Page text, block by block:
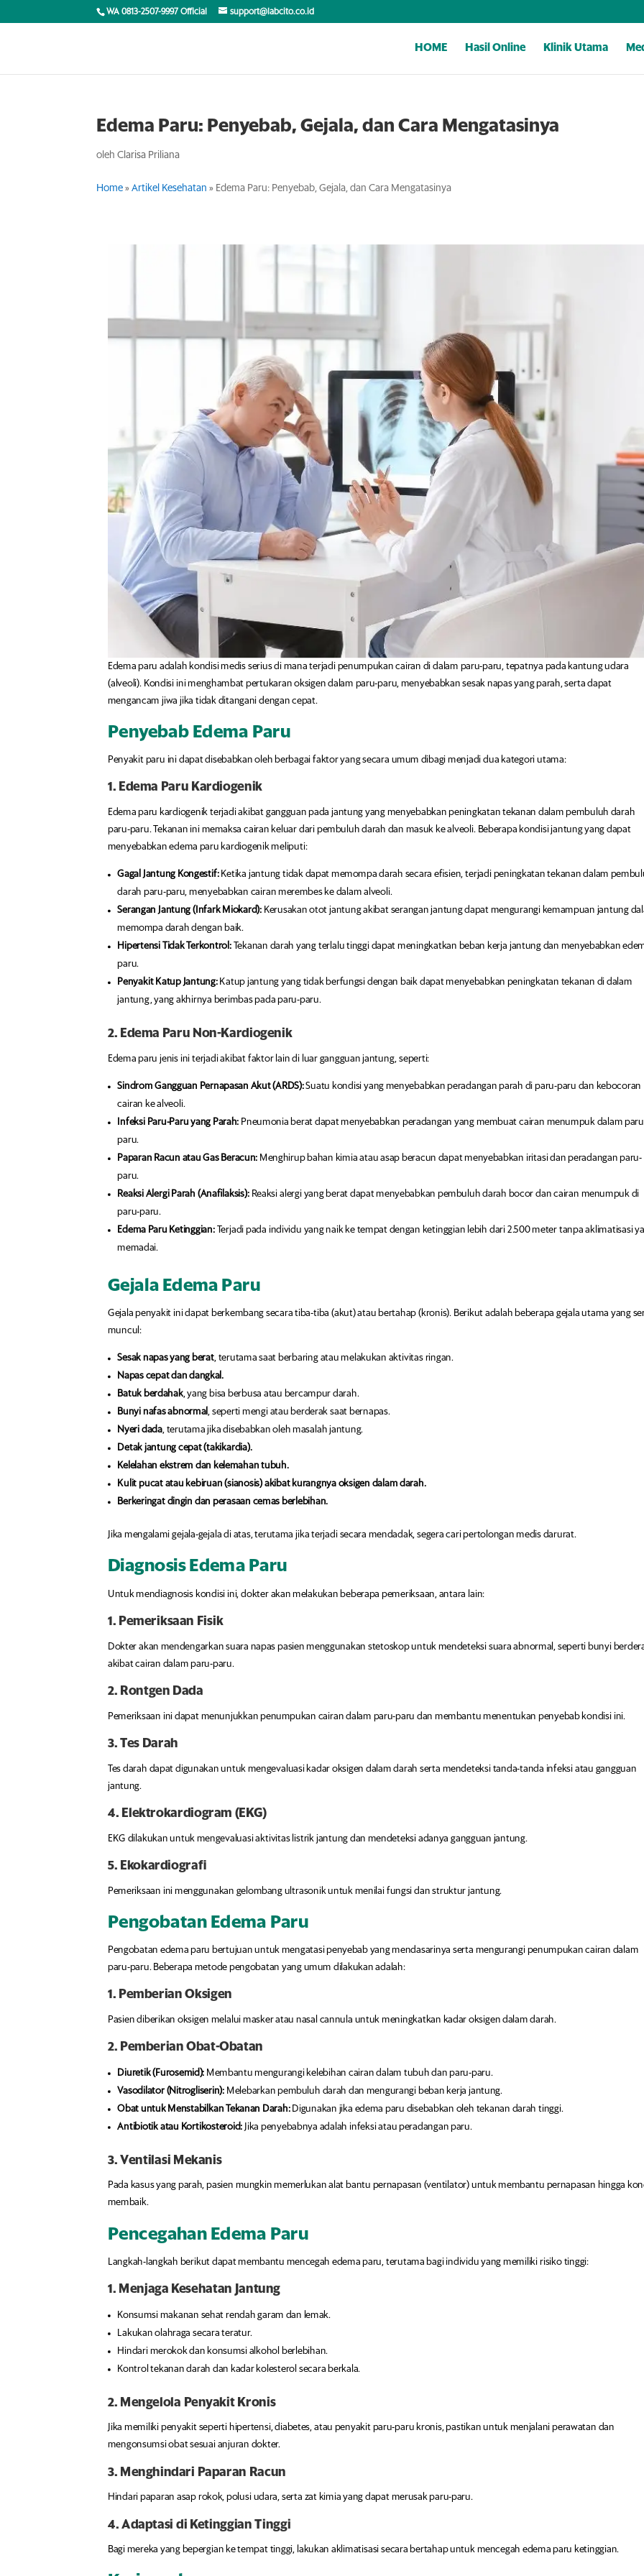
WA 0813-2507-9997 Official support@labcito.co.id
HOME Hasil Online Klinik Utama
Edema Paru: Penyebab, Gejala, dan Cara Mengatasinya
olehClarisa Priliana
Home »Artikel Kesehatan » Edema Paru: Penyebab, Gejala, dan Cara Mengatasinya
Edema paru adalah kondisi medis serius di mana terjadi penumpukan cairan di dalam paru-paru, tepatnya pada kantung udara
(alveoli). Kondisi ini menghambat pertukaran oksigen dalam paru-paru, menyebabkan sesak napas yang parah, serta dapat
mengancam jiwa jika tidak ditangani dengan cepat.
Penyebab Edema Paru
Penyakit paru ini dapat disebabkan oleh berbagai faktor yang secara umum dibagi menjadi dua kategori utama:
1. Edema Paru Kardiogenik
Edema paru kardiogenik terjadi akibat gangguan pada jantung yang menyebabkan peningkatan tekanan dalam pembuluh darah
paru-paru. Tekanan ini memaksa cairan keluar dari pembuluh darah dan masuk ke alveoli. Beberapa kondisi jantung yang dapat
menyebabkan edema paru kardiogenik meliputi:
Gagal Jantung Kongestif:Ketika jantung tidak dapat memompa darah secara efisien, terjadi peningkatan tekanan dalam
darah paru-paru, menyebabkan cairan merembes ke dalam alveoli.
Serangan Jantung (Infark Miokard): Kerusakan otot jantung akibat serangan jantung dapat mengurangi kemampuan jantung
memompa darah dengan baik.
Hipertensi Tidak Terkontrol: Tekanan darah yang terlalu tinggi dapat meningkatkan beban kerja jantung dan menyebabkan
paru.
Penyakit Katup Jantung: Katup jantung yang tidak berfungsi dengan baik dapat menyebabkan peningkatan tekanan di dalam
jantung, yang akhirnya berimbas pada paru-paru.
2. Edema Paru Non-Kardiogenik
Edema paru jenis ini terjadi akibat faktor lain di luar gangguan jantung, seperti:
Sindrom Gangguan Pernapasan Akut (ARDS):Suatu kondisi yang menyebabkan peradangan parah di paru-paru dan kebocoran
cairan ke alveoli.
Infeksi Paru-Paru yang Parah: Pneumonia berat dapat menyebabkan peradangan yang membuat cairan menumpuk dalam
paru.
Paparan Racun atau Gas Beracun: Menghirup bahan kimia atau asap beracun dapat menyebabkan iritasi dan peradangan paru-
paru.
Reaksi Alergi Parah (Anafilaksis): Reaksi alergi yang berat dapat menyebabkan pembuluh darah bocor dan cairan menumpuk di
paru-paru.
Edema Paru Ketinggian: Terjadi pada individu yang naik ke tempat dengan ketinggian lebih dari 2.500 meter tanpa aklimatisasi
memadai.
Gejala Edema Paru
Gejala penyakit ini dapat berkembang secara tiba-tiba (akut) atau bertahap (kronis). Berikut adalah beberapa gejala utama yang
muncul:
Sesak napas yang berat, terutama saat berbaring atau melakukan aktivitas ringan.
Napas cepat dan dangkal.
Batuk berdahak, yang bisa berbusa atau bercampur darah.
Bunyi nafas abnormal, seperti mengi atau berderak saat bernapas.
Nyeri dada, terutama jika disebabkan oleh masalah jantung.
Detak jantung cepat (takikardia).
Kelelahan ekstrem dan kelemahan tubuh.
Kulit pucat atau kebiruan (sianosis) akibat kurangnya oksigen dalam darah.
Berkeringat dingin dan perasaan cemas berlebihan.
Jika mengalami gejala-gejala di atas, terutama jika terjadi secara mendadak, segera cari pertolongan medis darurat.
Diagnosis Edema Paru
Untuk mendiagnosis kondisi ini, dokter akan melakukan beberapa pemeriksaan, antara lain:
1. Pemeriksaan Fisik
Dokter akan mendengarkan suara napas pasien menggunakan stetoskop untuk mendeteksi suara abnormal, seperti bunyi
akibat cairan dalam paru-paru.
2. Rontgen Dada
Pemeriksaan ini dapat menunjukkan penumpukan cairan dalam paru-paru dan membantu menentukan penyebab kondisi ini.
3. Tes Darah
Tes darah dapat digunakan untuk mengevaluasi kadar oksigen dalam darah serta mendeteksi tanda-tanda infeksi atau gangguan
jantung.
4. Elektrokardiogram (EKG)
EKG dilakukan untuk mengevaluasi aktivitas listrik jantung dan mendeteksi adanya gangguan jantung.
5. Ekokardiografi
Pemeriksaan ini menggunakan gelombang ultrasonik untuk menilai fungsi dan struktur jantung.
Pengobatan Edema Paru
Pengobatan edema paru bertujuan untuk mengatasi penyebab yang mendasarinya serta mengurangi penumpukan cairan dalam
paru-paru. Beberapa metode pengobatan yang umum dilakukan adalah:
1. Pemberian Oksigen
Pasien diberikan oksigen melalui masker atau nasal cannula untuk meningkatkan kadar oksigen dalam darah.
2. Pemberian Obat-Obatan
Diuretik (Furosemid): Membantu mengurangi kelebihan cairan dalam tubuh dan paru-paru.
Vasodilator (Nitrogliserin): Melebarkan pembuluh darah dan mengurangi beban kerja jantung.
Obat untuk Menstabilkan Tekanan Darah:Digunakan jika edema paru disebabkan oleh tekanan darah tinggi.
Antibiotik atau Kortikosteroid: Jika penyebabnya adalah infeksi atau peradangan paru.
3. Ventilasi Mekanis
Pada kasus yang parah, pasien mungkin memerlukan alat bantu pernapasan (ventilator) untuk membantu pernapasan hingga
membaik.
Pencegahan Edema Paru
Langkah-langkah berikut dapat membantu mencegah edema paru, terutama bagi individu yang memiliki risiko tinggi:
1. Menjaga Kesehatan Jantung
Konsumsi makanan sehat rendah garam dan lemak.
Lakukan olahraga secara teratur.
Hindari merokok dan konsumsi alkohol berlebihan.
Kontrol tekanan darah dan kadar kolesterol secara berkala.
2. Mengelola Penyakit Kronis
Jika memiliki penyakit seperti hipertensi, diabetes, atau penyakit paru-paru kronis, pastikan untuk menjalani perawatan dan
mengonsumsi obat sesuai anjuran dokter.
3. Menghindari Paparan Racun
Hindari paparan asap rokok, polusi udara, serta zat kimia yang dapat merusak paru-paru.
4. Adaptasi di Ketinggian Tinggi
Bagi mereka yang bepergian ke tempat tinggi, lakukan aklimatisasi secara bertahap untuk mencegah edema paru ketinggian.